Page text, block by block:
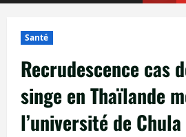
Santé
Recrudescence cas
singe en Thaïlande
l’université de Chula